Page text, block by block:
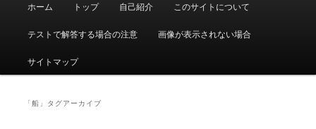
ュ
ホーム トップ 自己紹介 このサイトについて
テストで解答する場合の注意 画像が表示されない場合
サイトマップ
「船 」タグアーカイブ